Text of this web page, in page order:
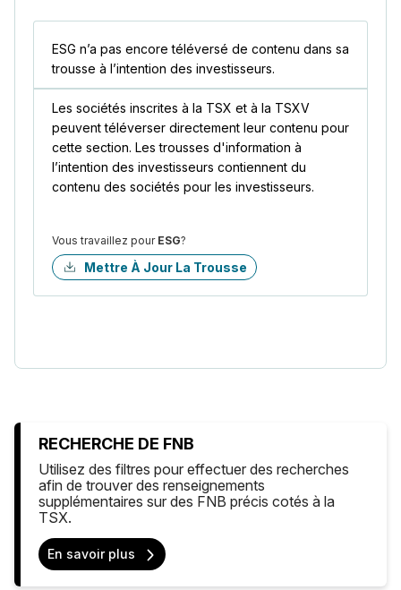
ESG n’a pas encore téléversé de contenu dans sa
trousse à l’intention des investisseurs.
Les sociétés inscrites à la TSX et à la TSXV
peuvent téléverser directement leur contenu pour
cette section. Les trousses d'information à
l’intention des investisseurs contiennent du
contenu des sociétés pour les investisseurs.
Vous travaillez pour ESG?
Mettre À Jour La Trousse
RECHERCHE DE FNB
Utilisez des filtres pour effectuer des recherches
afin de trouver des renseignements
supplémentaires sur des FNB précis cotés à la
TSX.
En savoir plus